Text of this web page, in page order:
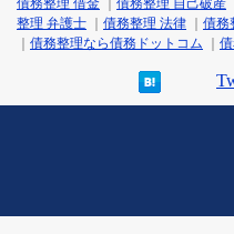
債務整理 借金
債務整理 自己破産
整理 弁護士
債務整理 法律 債務
債務整理なら債務ドットコム